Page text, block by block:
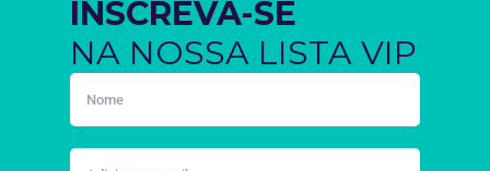
INSCREVA-SE
NA NOSSA LISTA VIP